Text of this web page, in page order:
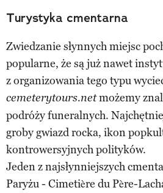
Turystyka cmentarna
Zwiedzanie słynnych miejsc
popularne, że są już nawet
z organizowania tego typu
cemeterytours.netmożemy
podróży funeralnych.
groby gwiazd rocka, ikon
kontrowersyjnych polityków.
Jeden z najsłynniejszych
Paryżu - Cimetière du Père-